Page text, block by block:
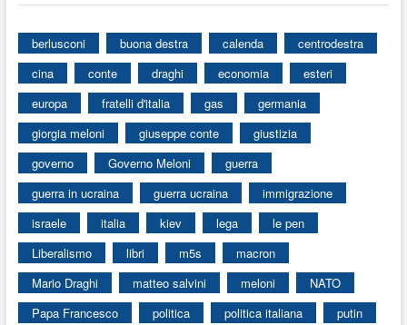
berlusconi buona destra calenda
centrodestra
cina
conte draghi economia
esteri
europa
fratelli d'italia gas
germania
giorgia meloni
giuseppe conte
giustizia
governo
Governo Meloni
guerra
guerra in ucraina
guerra ucraina
immigrazione
israele
italia kiev lega
le pen
Liberalismo
libri m5s
macron
Mario Draghi
matteo salvini meloni
NATO
Papa Francesco
politica politica italiana
putin